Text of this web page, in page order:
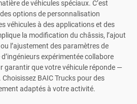
de véhicules spéciaux. C’est
options de personnalisation
véhicules à des applications et des
la modification du châssis, l’ajout
l’ajustement des paramètres de
expérimentée collabore
garantir que votre véhicule réponde —
BAIC Trucks pour des
adaptés à votre activité.